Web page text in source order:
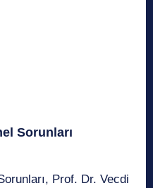
Sorunları
Prof. Dr. Vecdi